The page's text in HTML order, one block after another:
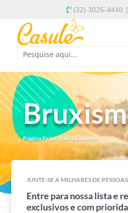
(32) 3026-4440 |
Página Principal» Bruxismo
JUNTE-SE A MILHARES DE PESSOAS
Entre para nossa lista e
exclusivos e com